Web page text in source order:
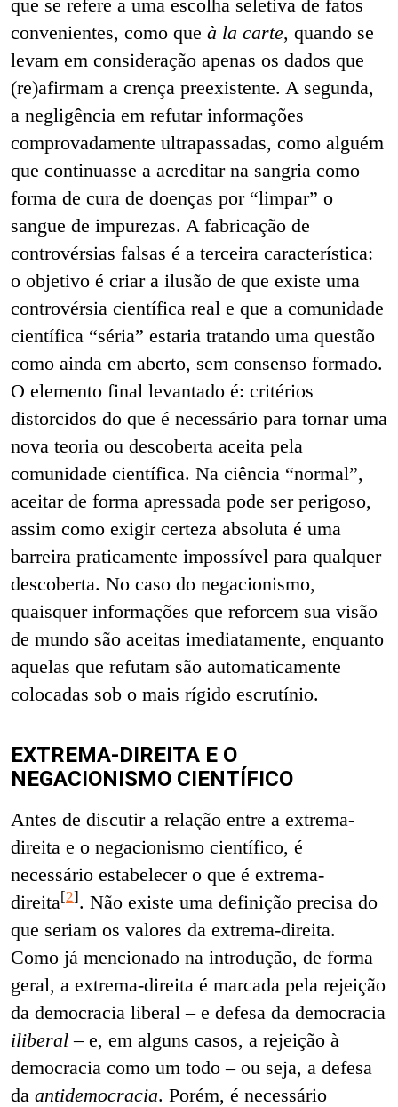
que se refere a uma escolha seletiva de fatos
convenientes, como que à la carte, quando se
levam em consideração apenas os dados que
(re)afirmam a crença preexistente. A segunda,
a negligência em refutar informações
comprovadamente ultrapassadas, como alguém
que continuasse a acreditar na sangria como
forma de cura de doenças por “limpar” o
sangue de impurezas. A fabricação de
controvérsias falsas é a terceira característica:
o objetivo é criar a ilusão de que existe uma
controvérsia científica real e que a comunidade
científica “séria” estaria tratando uma questão
como ainda em aberto, sem consenso formado.
O elemento final levantado é: critérios
distorcidos do que é necessário para tornar uma
nova teoria ou descoberta aceita pela
comunidade científica. Na ciência “normal”,
aceitar de forma apressada pode ser perigoso,
assim como exigir certeza absoluta é uma
barreira praticamente impossível para qualquer
descoberta. No caso do negacionismo,
quaisquer informações que reforcem sua visão
de mundo são aceitas imediatamente, enquanto
aquelas que refutam são automaticamente
colocadas sob o mais rígido escrutínio.
EXTREMA-DIREITA E O
NEGACIONISMO CIENTÍFICO
Antes de discutir a relação entre a extrema-
direita e o negacionismo científico, é
necessário estabelecer o que é extrema-
direita[2]. Não existe uma definição precisa do
que seriam os valores da extrema-direita.
Como já mencionado na introdução, de forma
geral, a extrema-direita é marcada pela rejeição
da democracia liberal – e defesa da democracia
iliberal –e, em alguns casos, a rejeição à
democracia como um todo – ou seja, a defesa
da antidemocracia. Porém, é necessário